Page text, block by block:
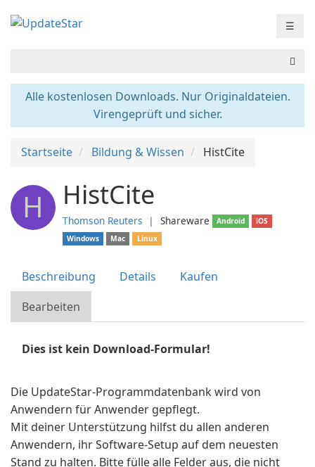
☰
Alle kostenlosen Downloads. Nur Originaldateien.
Virengeprüft und sicher.
Startseite Bildung & Wissen HistCite
H HistCite
Thomson Reuters ❘ Shareware Android
iOS
Windows
Mac Linux
Beschreibung Details
Kaufen
Bearbeiten
Dies ist kein Download-Formular!
Die UpdateStar-Programmdatenbank wird von
Anwendern für Anwender gepflegt.
Mit deiner Unterstützung hilfst du allen anderen
Anwendern, ihr Software-Setup auf dem neuesten
Stand zu halten. Bitte fülle alle Felder aus, die nicht